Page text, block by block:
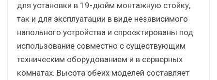
для установки в 19-дюйм монтажную стойку,
так и для эксплуатации в виде независимого
напольного устройства и спроектированы под
использование совместно с существующим
техническим оборудованием и в серверных
комнатах. Высота обеих моделей составляет